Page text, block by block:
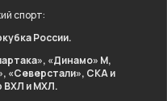
спорт:
России.
«Динамо» М,
«Северстали», СКА и
ВХЛ и МХЛ.